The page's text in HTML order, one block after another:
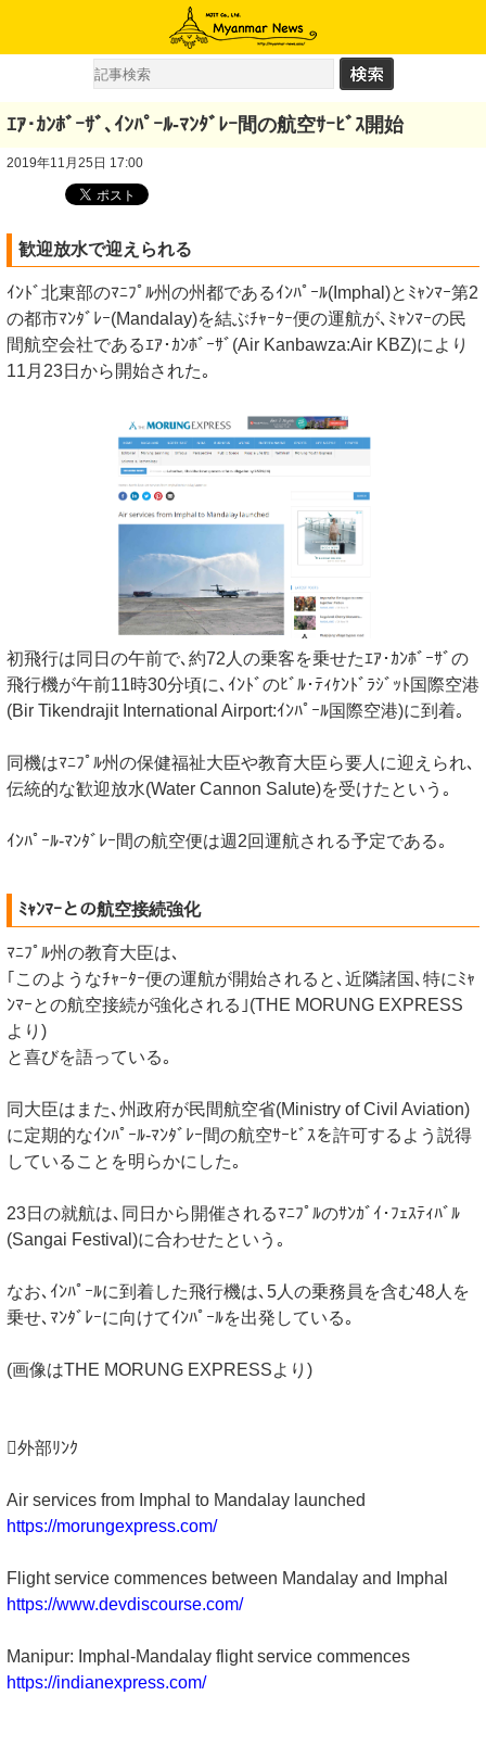
ｴｱ･ｶﾝﾎﾞｰｻﾞ､ｲﾝﾊﾟｰﾙ-ﾏﾝﾀﾞﾚｰ間の航空ｻｰﾋﾞｽ開始
2019年11月25日 17:00
歓迎放水で迎えられる
ｲﾝﾄﾞ北東部のﾏﾆﾌﾟﾙ州の州都であるｲﾝﾊﾟｰﾙ(Imphal)とﾐｬﾝﾏｰ第2
の都市ﾏﾝﾀﾞﾚｰ(Mandalay)を結ぶﾁｬｰﾀｰ便の運航が､ﾐｬﾝﾏｰの民
間航空会社であるｴｱ･ｶﾝﾎﾞｰｻﾞ(Air Kanbawza:Air KBZ)により
11月23日から開始された｡
初飛行は同日の午前で､約72人の乗客を乗せたｴｱ･ｶﾝﾎﾞｰｻﾞの
飛行機が午前11時30分頃に､ｲﾝﾄﾞのﾋﾞﾙ･ﾃｨｹﾝﾄﾞﾗｼﾞｯﾄ国際空港
(Bir Tikendrajit International Airport:ｲﾝﾊﾟｰﾙ国際空港)に到着｡
同機はﾏﾆﾌﾟﾙ州の保健福祉大臣や教育大臣ら要人に迎えられ､
伝統的な歓迎放水(Water Cannon Salute)を受けたという｡
ｲﾝﾊﾟｰﾙ-ﾏﾝﾀﾞﾚｰ間の航空便は週2回運航される予定である｡
ﾐｬﾝﾏｰとの航空接続強化
ﾏﾆﾌﾟﾙ州の教育大臣は､
｢このようなﾁｬｰﾀｰ便の運航が開始されると､近隣諸国､特にﾐｬ
ﾝﾏｰとの航空接続が強化される｣(THE MORUNG EXPRESS
より)
と喜びを語っている｡
同大臣はまた､州政府が民間航空省(Ministry of Civil Aviation)
に定期的なｲﾝﾊﾟｰﾙ-ﾏﾝﾀﾞﾚｰ間の航空ｻｰﾋﾞｽを許可するよう説得
していることを明らかにした｡
23日の就航は､同日から開催されるﾏﾆﾌﾟﾙのｻﾝｶﾞｲ･ﾌｪｽﾃｨﾊﾞﾙ
(Sangai Festival)に合わせたという｡
なお､ｲﾝﾊﾟｰﾙに到着した飛行機は､5人の乗務員を含む48人を
乗せ､ﾏﾝﾀﾞﾚｰに向けてｲﾝﾊﾟｰﾙを出発している｡
(画像はTHE MORUNG EXPRESSより)
外部ﾘﾝｸ
Air services from Imphal to Mandalay launched
https://morungexpress.com/
Flight service commences between Mandalay and Imphal
https://www.devdiscourse.com/
Manipur: Imphal-Mandalay flight service commences
https://indianexpress.com/